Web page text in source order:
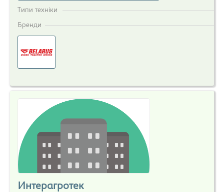
Типи техніки
Бренди
Интерагротек